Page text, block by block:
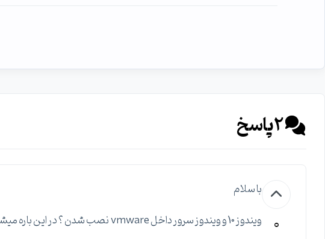
2پاسخ
0
با سلام
ویندوز 10 و ویندوز سرور داخل vmware نصب شدن ؟ در این باره میشه بیشتر توضیح بدین